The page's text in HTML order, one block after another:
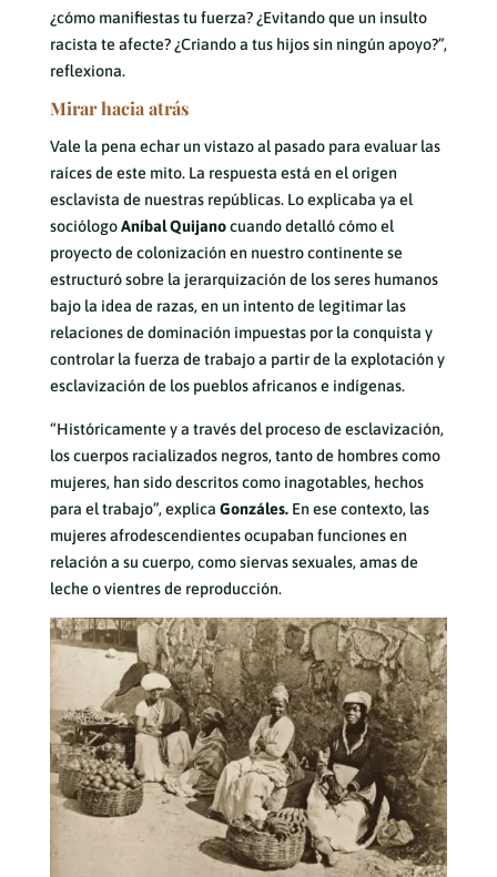
¿cómo manifiestas tu fuerza? ¿Evitando que un insulto
racista te afecte? ¿Criando a tus hijos sin ningún apoyo?”,
reflexiona.
Mirar hacia atrás
Vale la pena echar un vistazo al pasado para evaluar las
raíces de este mito. La respuesta está en el origen
esclavista de nuestras repúblicas. Lo explicaba ya el
sociólogoAníbal Quijanocuando detalló cómo el
proyecto de colonización en nuestro continente se
estructuró sobre la jerarquización de los seres humanos
bajo la idea de razas, en un intento de legitimar las
relaciones de dominación impuestas por la conquista y
controlar la fuerza de trabajo a partir de la explotación y
esclavización de los pueblos africanos e indígenas.
“Históricamente y a través del proceso de esclavización,
los cuerpos racializados negros, tanto de hombres como
mujeres, han sido descritos como inagotables, hechos
para el trabajo”, explica Gonzáles.En ese contexto, las
mujeres afrodescendientes ocupaban funciones en
relación a su cuerpo, como siervas sexuales, amas de
leche o vientres de reproducción.